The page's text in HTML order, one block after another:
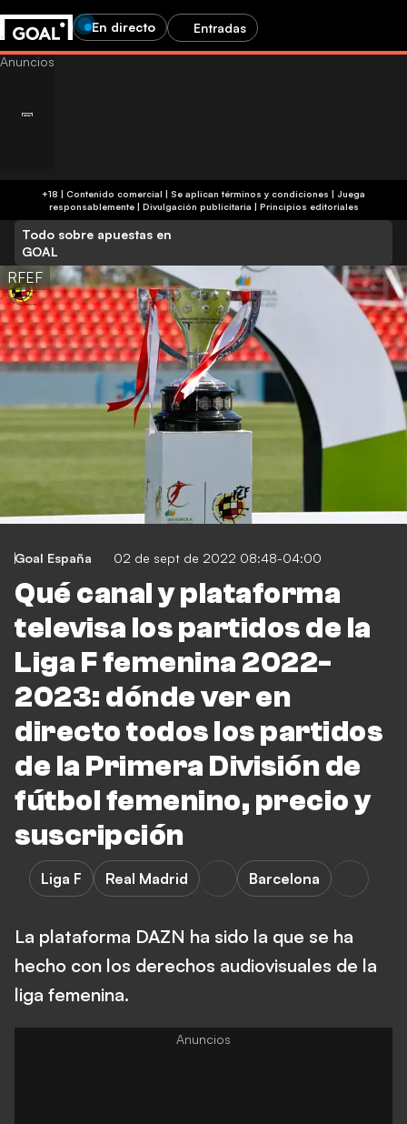
En directo Entradas
+18 | Contenido comercial | Se aplican términos y condiciones | Juega
responsablemente| Divulgación publicitaria | Principios editoriales
Todo sobre apuestas en
GOAL
RFEF
Goal España 02 de sept de 2022 08:48-04:00
Qué canal y plataforma
televisa los partidos de la
Liga F femenina 2022-
2023: dónde ver en
directo todos los partidos
de la Primera División de
fútbol femenino, precio y
suscripción
Liga F Real Madrid Barcelona
La plataforma DAZN ha sido la que se ha
hecho con los derechos audiovisuales de la
liga femenina.